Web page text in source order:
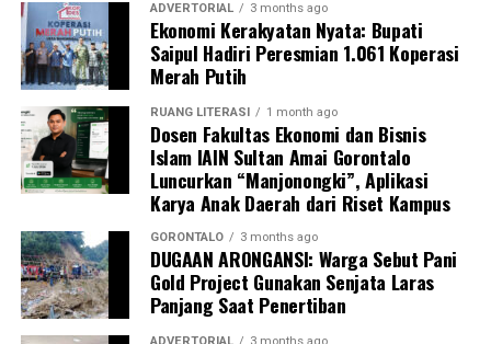
ADVERTORIAL 3 months ago
Ekonomi Kerakyatan Nyata: Bupati
Saipul Hadiri Peresmian 1.061 Koperasi
Merah Putih
RUANG LITERASI 1 month ago
Dosen Fakultas Ekonomi dan Bisnis
Islam IAIN Sultan Amai Gorontalo
Luncurkan “Manjonongki”, Aplikasi
Karya Anak Daerah dari Riset Kampus
GORONTALO 3 months ago
DUGAAN ARONGANSI: Warga Sebut Pani
Gold Project Gunakan Senjata Laras
Panjang Saat Penertiban